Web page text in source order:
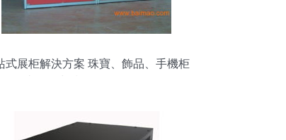
式展柜解決方案 珠寶、飾品、手機柜